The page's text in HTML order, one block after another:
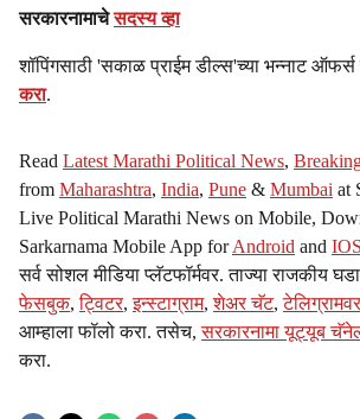
सरकारनामाचेसदस्य व्हा
शॉपिंगसाठी 'सकाळ प्राईम डील्स'च्या भन्नाट ऑफर्स
करा.
Read Latest Marathi Political News,
from Maharashtra, India, Pune & Mumbai at
Live Political Marathi News on Mobile,
Sarkarnama Mobile App forAndroid and IOS
सर्व सोशल मीडिया प्लॅटफॉर्मवर. ताज्या राजकीय
फेसबुक,ट्विटर,इन्स्टाग्राम,शेअर चॅट,टेलिग्रामवर
आम्हाला फॉलो करा. तसेच,सरकारनामा यूट्यूब
करा.